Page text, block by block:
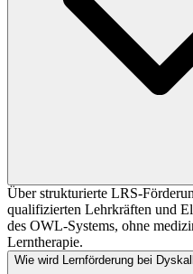
Über strukturierte LRS-
qualifizierten Lehrkräften und
des OWL-Systems, ohne
Lerntherapie.
Wie wird Lernförderung bei